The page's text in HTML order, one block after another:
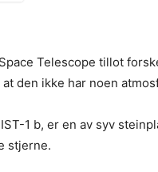
Telescope tillot
den ikke har noen
1 b, er en av syv
stjerne.